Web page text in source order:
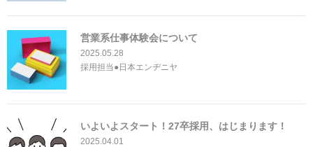
営業系仕事体験会について
2025.05.28
採用担当●日本エンヂニヤ
いよいよスタート！27卒採用、はじまります！
2025.04.01